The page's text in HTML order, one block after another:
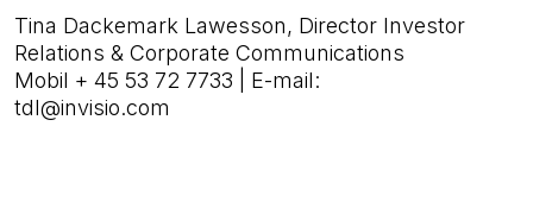
Tina Dackemark Lawesson, Director Investor
Relations & Corporate Communications
Mobil + 45 53 72 7733
E-mail:
tdl@invisio.com